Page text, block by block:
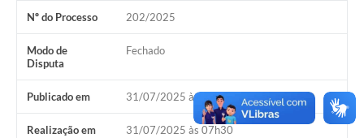
Nº do Processo 202/2025
Modo de
Disputa
Fechado
Publicado em 31/07/2025 às 07h30
Realização em 31/07/2025 às 07h30